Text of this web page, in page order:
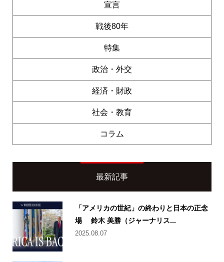
宣言
戦後80年
特集
政治・外交
経済・財政
社会・教育
コラム
最新記事
「アメリカの世紀」の終わりと日本の正念
場 鈴木 美勝（ジャーナリス...
2025.08.07